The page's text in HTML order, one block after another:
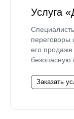
Услуга
переговоры
его
безопасную
Заказать